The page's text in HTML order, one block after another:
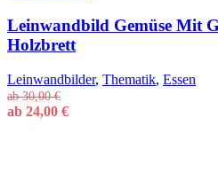
Leinwandbild Gemüse Mit
Holzbrett
Leinwandbilder, Thematik, Essen
ab30,00€
ab 24,00 €